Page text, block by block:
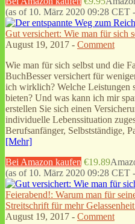
(as of 10. März 2020 09:28 CET -
Gut versichert: Wie man für sich
August 19, 2017 - Comment
Wie man für sich selbst und die
BuchBesser versichert für
ich wirklich? Welche Leistungen
bieten? Und was kann ich mir
erstellen Sie sich einen
individuelle Lebenssituation
Berufsanfänger, Selbstständige,
[Mehr]
Bei Amazon kaufen €19.89
(as of 10. März 2020 09:28 CET -
Feierabend!: Warum man für
Streitschrift für mehr
August 19, 2017 - Comment